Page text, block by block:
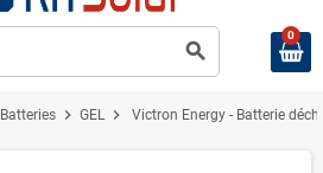
search
0
Batteries chevron_right GEL chevron_right Victron Energy - Batterie